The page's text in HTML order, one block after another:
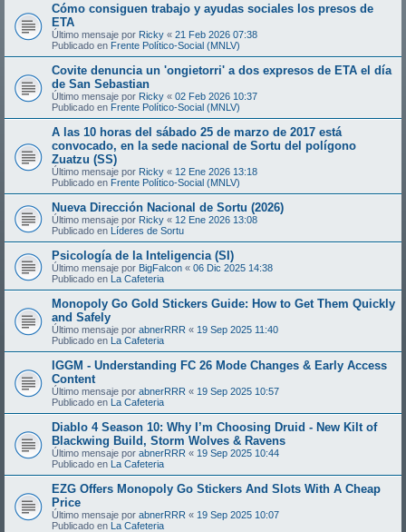
Cómo consiguen trabajo y ayudas sociales los presos de
ETA
Último mensaje por Ricky « 21 Feb 2026 07:38
Publicado en Frente Político-Social (MNLV)
Covite denuncia un 'ongietorri' a dos expresos de ETA el día
de San Sebastian
Último mensaje por Ricky « 02 Feb 2026 10:37
Publicado en Frente Político-Social (MNLV)
A las 10 horas del sábado 25 de marzo de 2017 está
convocado, en la sede nacional de Sortu del polígono
Zuatzu (SS)
Último mensaje por Ricky « 12 Ene 2026 13:18
Publicado en Frente Político-Social (MNLV)
Nueva Dirección Nacional de Sortu (2026)
Último mensaje por Ricky « 12 Ene 2026 13:08
Publicado en Líderes de Sortu
Psicología de la Inteligencia (SI)
Último mensaje por BigFalcon « 06 Dic 2025 14:38
Publicado en La Cafeteria
Monopoly Go Gold Stickers Guide: How to Get Them Quickly
and Safely
Último mensaje por abnerRRR « 19 Sep 2025 11:40
Publicado en La Cafeteria
IGGM - Understanding FC 26 Mode Changes & Early Access
Content
Último mensaje por abnerRRR « 19 Sep 2025 10:57
Publicado en La Cafeteria
Diablo 4 Season 10: Why I’m Choosing Druid - New Kilt of
Blackwing Build, Storm Wolves & Ravens
Último mensaje por abnerRRR « 19 Sep 2025 10:44
Publicado en La Cafeteria
EZG Offers Monopoly Go Stickers And Slots With A Cheap
Price
Último mensaje por abnerRRR « 19 Sep 2025 10:07
Publicado en La Cafeteria